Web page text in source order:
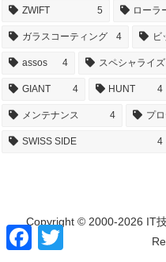
ZWIFT 5 ローラ
ガラスコーティング 4 ビ
assos 4 スペシャライ
GIANT 4 HUNT 4
メンテナンス 4 プ
SWISS SIDE 4
Copyright © 2000-2026 IT
F
T